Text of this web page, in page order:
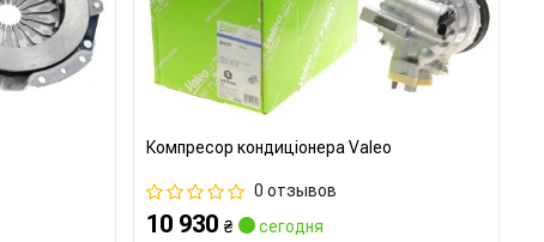
Компресор кондиціонера Valeo
0 отзывов
10 930₴
сегодня